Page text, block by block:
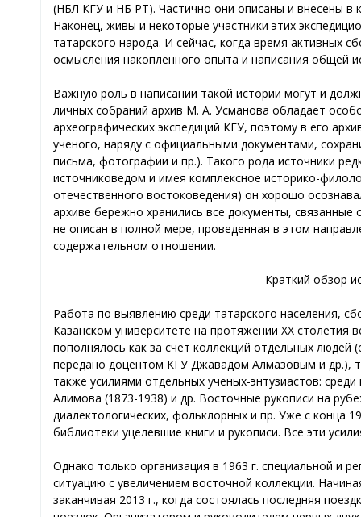
(НБЛ КГУ и НБ РТ). Частично они описаны и внесены в
Наконец, живы и некоторые участники этих
татарского народа. И сейчас, когда время активных
осмысления накопленного опыта и написания общей
Важную роль в написании такой истории могут и
личных собраний архив М. А. Усманова обладает
археографических экспедиций КГУ, поэтому в его
ученого, наряду с официальными документами,
письма, фотографии и пр.). Такого рода источники
источниковедом и имея комплексное историко-
отечественного востоковедения) он хорошо
архиве бережно хранились все документы,
не описан в полной мере, проведенная в этом
содержательном отношении.
Краткий обзор
Работа по выявлению среди татарского населения,
Казанском университете на протяжении ХХ столетия
пополнялось как за счет коллекций отдельных
передано доцентом КГУ Джавадом Алмазовым и др.),
также усилиями отдельных ученых-энтузиастов:
Алимова (1873-1938) и др. Восточные рукописи на
диалектологических, фольклорных и пр. Уже с конца
библиотеки уцелевшие книги и рукописи. Все эти
Однако только организация в 1963 г. специальной и
ситуацию с увеличением восточной коллекции.
заканчивая 2013 г., когда состоялась последняя